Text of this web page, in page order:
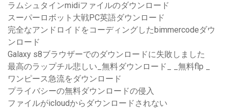
ラムシュタインmidiファイルのダウンロード
スーパーロボット大戦PC英語ダウンロード
完全なアンドロイドをコーディングしたbimmercodeダウ
ンロード
Galaxy s8ブラウザーでのダウンロードに失敗しました
最高のラップチル悲しい_無料ダウンロード_ _無料flp _
ワンピース急流をダウンロード
プライバシーの無料ダウンロードの侵入
ファイルがicloudからダウンロードされない